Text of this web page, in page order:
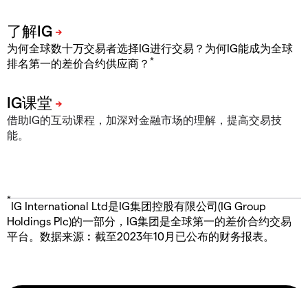
为何全球数十万交易者选择IG进行交易？为何IG能成为全球
排名第一的差价合约供应商？ *
借助IG的互动课程，加深对金融市场的理解，提高交易技
能。
*
IG International Ltd是IG集团控股有限公司(IG Group
Holdings Plc)的一部分，IG集团是全球第一的差价合约交易
平台。数据来源︰截至2023年10月已公布的财务报表。